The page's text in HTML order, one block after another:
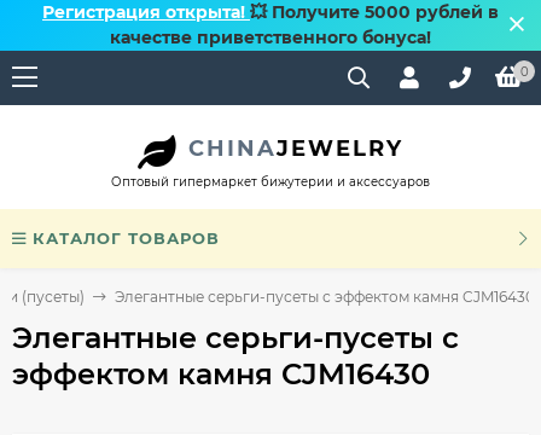
Регистрация открыта! 💥 Получите 5000 рублей в
качестве приветственного бонуса!
0
CHINAJEWELRY
Оптовый гипермаркет бижутерии и аксессуаров
КАТАЛОГ ТОВАРОВ
(пусеты) Элегантные серьги-пусеты с эффектом камня CJM16430
Элегантные серьги-пусеты с
эффектом камня CJM16430